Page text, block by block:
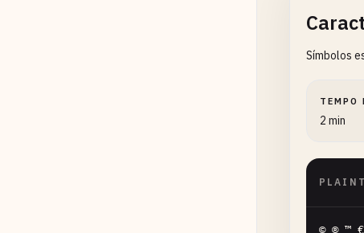
Símbolos
TEMPO
2 min
© ® ™